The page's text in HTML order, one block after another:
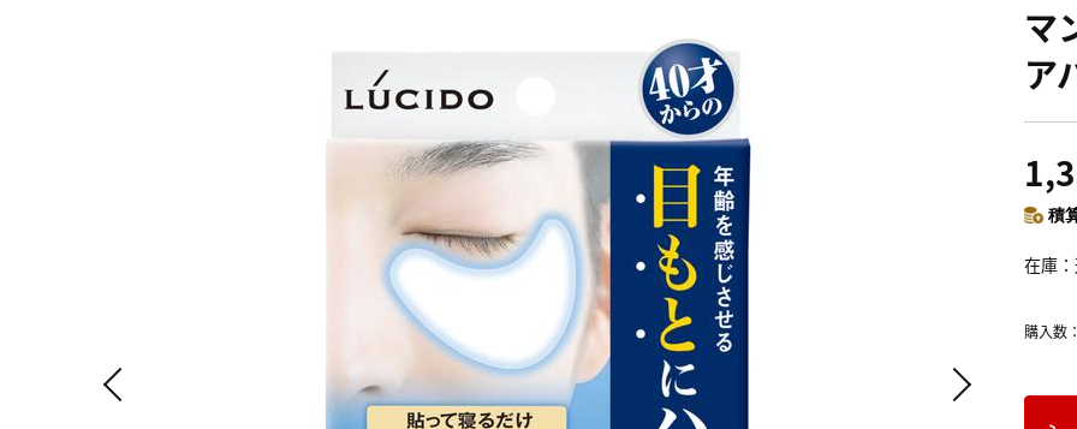
マ
ア
積
在庫
購入数：